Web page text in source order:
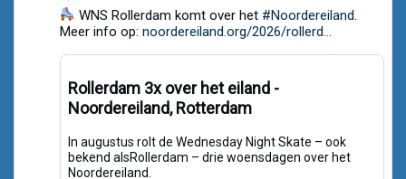
Noordereiland.org
Bluesky
WNS Rollerdam komt over het #Noordereiland
Meer info op: noordereiland.org/2026/rollerd...
Rollerdam 3x over het eiland -
Noordereiland, Rotterdam
In augustus rolt de Wednesday Night Skate – ook
bekend alsRollerdam – drie woensdagen over het
Noordereiland.